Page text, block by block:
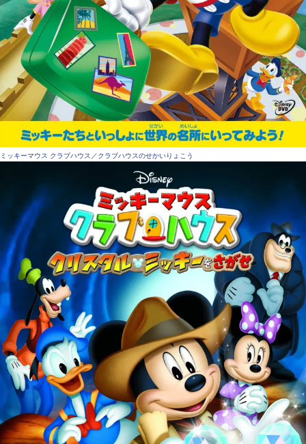
ミッキーマウス クラブハウス／クラブハウスのせかいりょこう